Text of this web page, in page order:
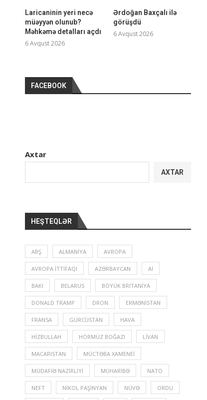
Laricaninin yeri necə
müəyyən olunub?
Məhkəmə detalları açdı
6 Avqust 2026
Ərdoğan Baxçalı ilə
görüşdü
6 Avqust 2026
FACEBOOK
Axtar
AXTAR
HEŞTEQLƏR
ABŞ ALMANIYA AVROPA
AVROPA İTTIFAQI AZƏRBAYCAN Aİ
BAKI BELARUS BÖYÜK BRITANIYA
DONALD TRAMP DRON ERMƏNISTAN
FRANSA GÜRCÜSTAN HAVA
HIZBULLAH HÖRMÜZ BOĞAZI LIVAN
MACARISTAN MÜCTƏBA XAMENEI
MÜDAFIƏ NAZIRLIYI MÜHARIBƏ NATO
NEFT NIKOL PAŞINYAN NÜVƏ ORDU